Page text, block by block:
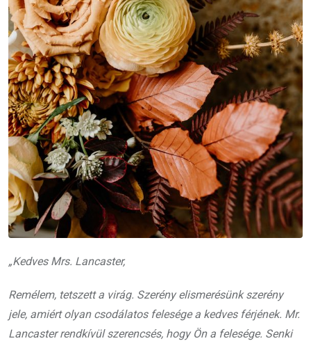
„Kedves Mrs. Lancaster,
Remélem, tetszett a virág. Szerény elismerésünk szerény
jele, amiért olyan csodálatos felesége a kedves férjének. Mr.
Lancaster rendkívül szerencsés, hogy Ön a felesége. Senki